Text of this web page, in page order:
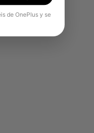
de OnePlus y se